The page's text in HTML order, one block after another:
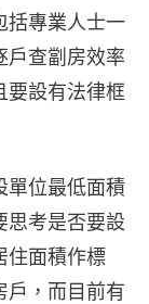
括專業人士一
戶查劏房效率
要設有法律框
單位最低面積
思考是否要設
住面積作標
戶，而目前有